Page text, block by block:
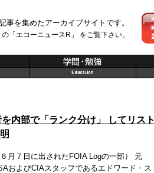
事を集めたアーカイブサイトです。
「エコーニュースR」 をご覧下さい。
内部で「ランク分け」 してリスト
６月７日に出されたFOIA Logの一部） 元
およびCIAスタッフであるエドワード・ス